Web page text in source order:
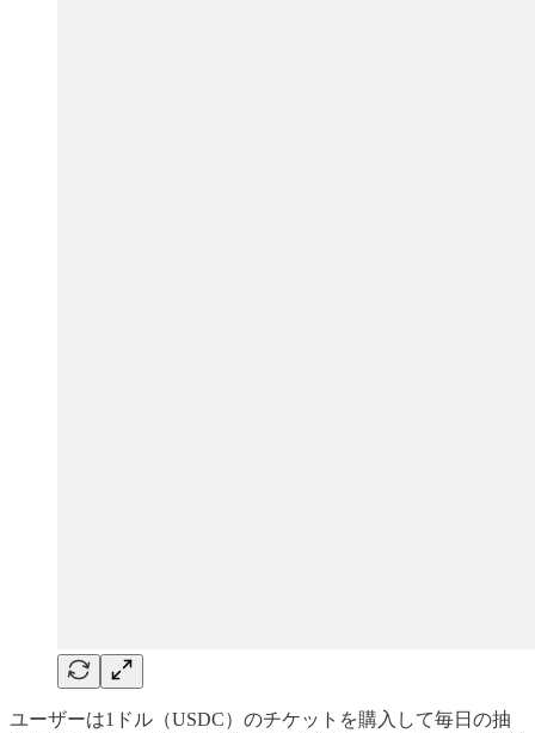
ユーザーは1ドル（USDC）のチケットを購入して毎日の抽